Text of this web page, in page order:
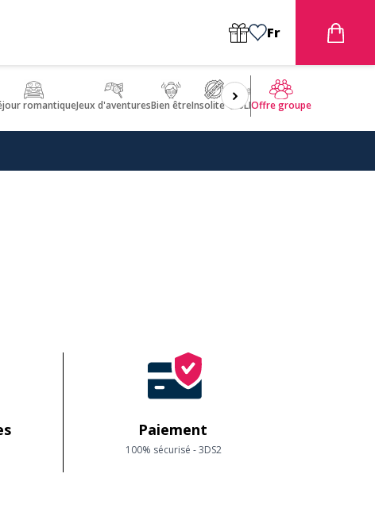
Fr
romantiqueJeux d'aventuresBien êtreInsolite 🤩 ULMOffre groupe
Paiement
100% sécurisé - 3DS2